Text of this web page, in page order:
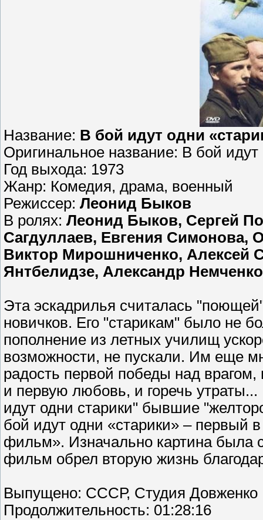
Название: В бой идут одни
Оригинальное название: В бой идут
Год выхода: 1973
Жанр: Комедия, драма, военный
Режиссер: Леонид Быков
В ролях: Леонид Быков, Сергей
Сагдуллаев, Евгения Симонова,
Виктор Мирошниченко, Алексей
Янтбелидзе, Александр
Эта эскадрилья считалась
новичков. Его "старикам" было не
пополнение из летных училищ
возможности, не пускали. Им еще
радость первой победы над врагом,
и первую любовь, и горечь
идут одни старики" бывшие
бой идут одни «старики» – первый
фильм». Изначально картина была
фильм обрел вторую жизнь
Выпущено: СССР, Студия Довженко
Продолжительность: 01:28:16